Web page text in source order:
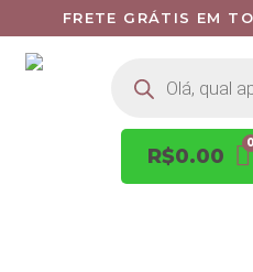
FRETE GRÁTIS EM
R$0.00